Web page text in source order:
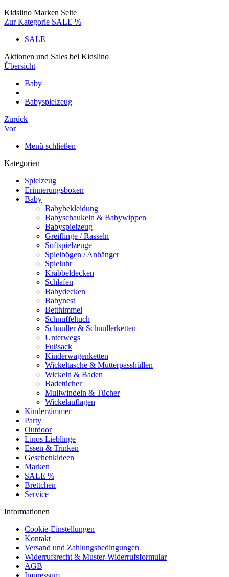
Kidslino Marken Seite
Zur Kategorie SALE %
SALE
Aktionen und Sales bei Kidslino
Übersicht
Baby
Babyspielzeug
Zurück
Vor
Menü schließen
Kategorien
Spielzeug
Erinnerungsboxen
Baby
Babybekleidung
Babyschaukeln & Babywippen
Babyspielzeug
Greiflinge / Rasseln
Softspielzeuge
Spielbögen / Anhänger
Spieluhr
Krabbeldecken
Schlafen
Babydecken
Babynest
Betthimmel
Schnuffeltuch
Schnuller & Schnullerketten
Unterwegs
Fußsack
Kinderwagenketten
Wickeltasche & Mutterpasshüllen
Wickeln & Baden
Badetücher
Mullwindeln & Tücher
Wickelauflagen
Kinderzimmer
Party
Outdoor
Linos Lieblinge
Essen & Trinken
Geschenkideen
Marken
SALE %
Brettchen
Service
Informationen
Cookie-Einstellungen
Kontakt
Versand und Zahlungsbedingungen
Widerrufsrecht & Muster-Widerrufsformular
AGB
Impressum